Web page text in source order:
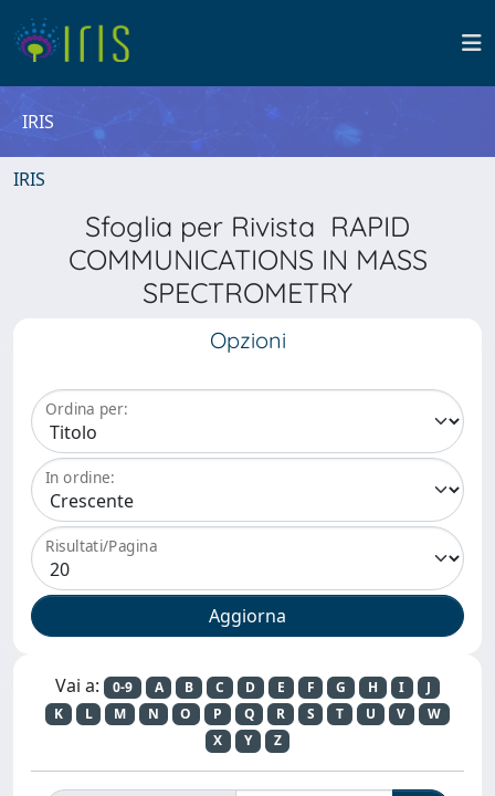
IRIS
IRIS
Sfoglia per Rivista RAPID
COMMUNICATIONS IN MASS
SPECTROMETRY
Opzioni
Ordina per:
In ordine:
Risultati/Pagina
Vai a: 0-9 A B C D E F G H I
J
K
L M N O P Q R S T U V
W
X
Y Z